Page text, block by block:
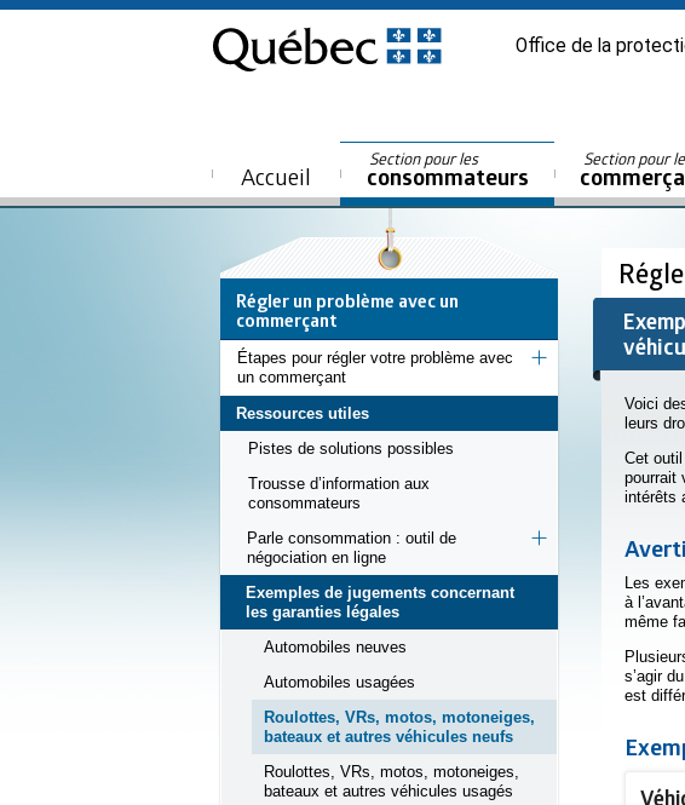
Office de la
Accueil
Section pour les
consommateurs
Section pour
Régler un problème avec un
commerçant
Étapes pour régler votre problème avec
un commerçant
Ressources utiles
Pistes de solutions possibles
Trousse d’information aux
consommateurs
Parle consommation : outil de
négociation en ligne
Exemples de jugements concernant
les garanties légales
Automobiles neuves
Automobiles usagées
Roulottes, VRs, motos, motoneiges,
bateaux et autres véhicules neufs
Roulottes, VRs, motos, motoneiges,
bateaux et autres véhicules usagés
Voici
leurs
Cet
pourrait
intérêts
Les
à
même
s’agir
est